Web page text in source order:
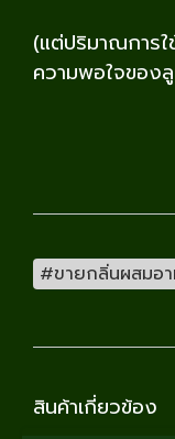
(แต่ปริมาณการ
ความพอใจของ
#ขายกลิ่นผสมอ
สินค้าเกี่ยวข้อง